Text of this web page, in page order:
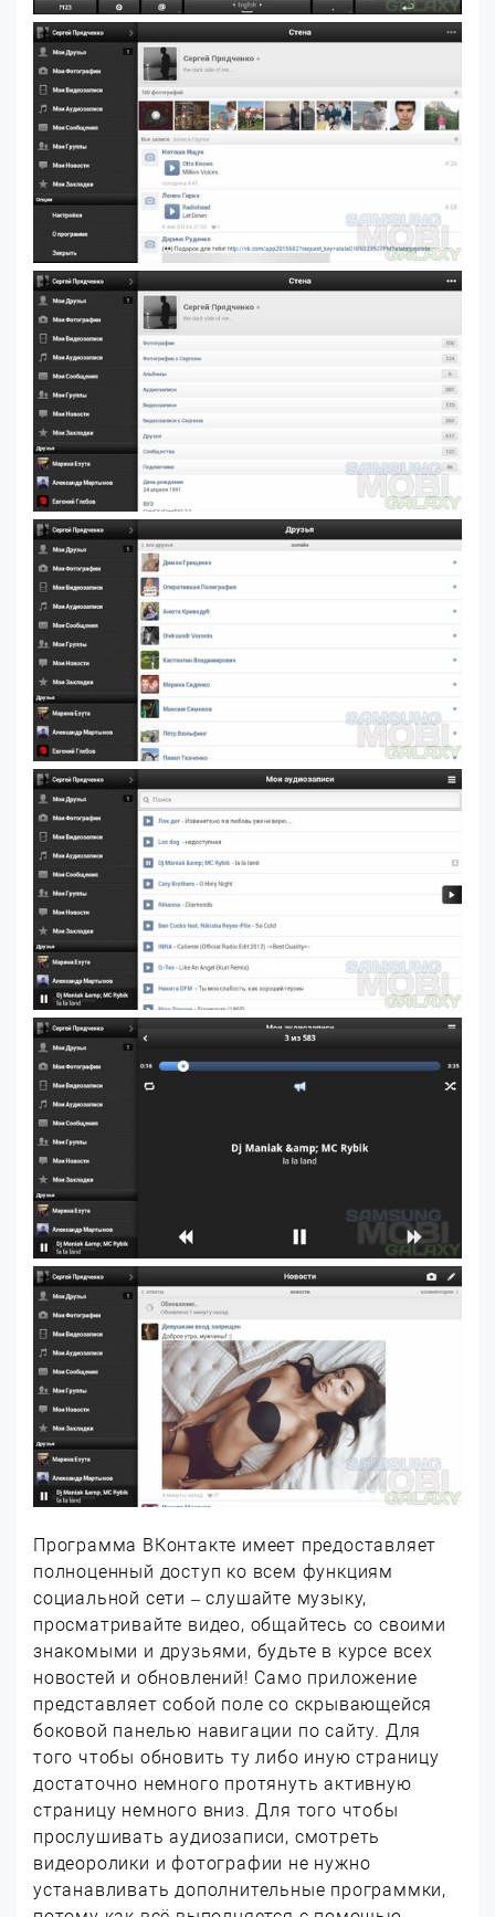
Программа ВКонтакте имеет предоставляет
полноценный доступ ко всем функциям
социальной сети – слушайте музыку,
просматривайте видео, общайтесь со своими
знакомыми и друзьями, будьте в курсе всех
новостей и обновлений! Само приложение
представляет собой поле со скрывающейся
боковой панелью навигации по сайту. Для
того чтобы обновить ту либо иную страницу
достаточно немного протянуть активную
страницу немного вниз. Для того чтобы
прослушивать аудиозаписи, смотреть
видеоролики и фотографии не нужно
устанавливать дополнительные программки,